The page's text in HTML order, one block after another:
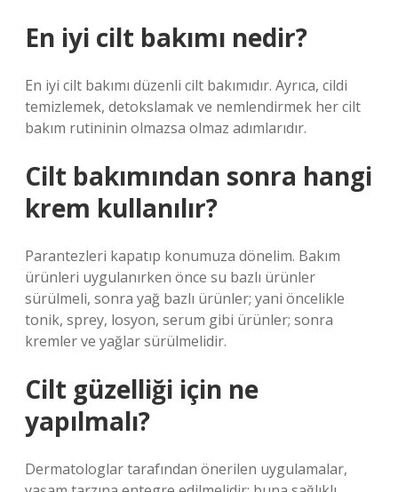
En iyi cilt bakımı nedir?
En iyi cilt bakımı düzenli cilt bakımıdır. Ayrıca, cildi
temizlemek, detokslamak ve nemlendirmek her cilt
bakım rutininin olmazsa olmaz adımlarıdır.
Cilt bakımından sonra hangi
krem kullanılır?
Parantezleri kapatıp konumuza dönelim. Bakım
ürünleri uygulanırken önce su bazlı ürünler
sürülmeli, sonra yağ bazlı ürünler; yani öncelikle
tonik, sprey, losyon, serum gibi ürünler; sonra
kremler ve yağlar sürülmelidir.
Cilt güzelliği için ne
yapılmalı?
Dermatologlar tarafından önerilen uygulamalar,